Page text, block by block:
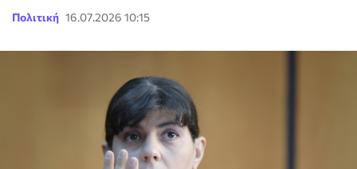
Πολιτική 16.07.2026 10:15